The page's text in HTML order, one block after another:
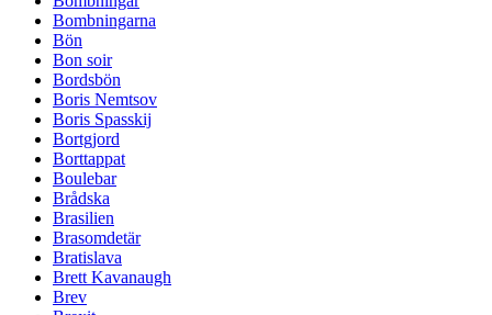
Bombningarna
Bön
Bon soir
Bordsbön
Boris Nemtsov
Boris Spasskij
Bortgjord
Borttappat
Boulebar
Brådska
Brasilien
Brasomdetär
Bratislava
Brett Kavanaugh
Brev